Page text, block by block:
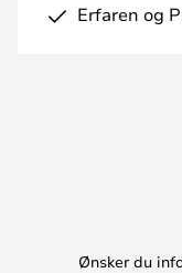
Erfaren og
Ønsker du